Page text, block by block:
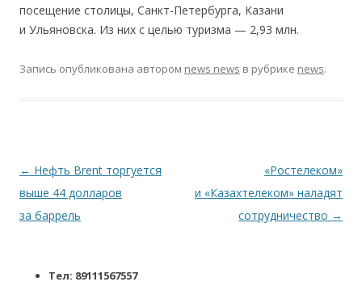
посещение столицы, Санкт-Петербурга, Казани
и Ульяновска. Из них с целью туризма — 2,93 млн.
Запись опубликована автором news news в рубрике news.
Навигация по записям
← Нефть Brent торгуется
выше 44 долларов
за баррель
«Ростелеком»
и «Казахтелеком» наладят
сотрудничество →
Тел: 89111567557